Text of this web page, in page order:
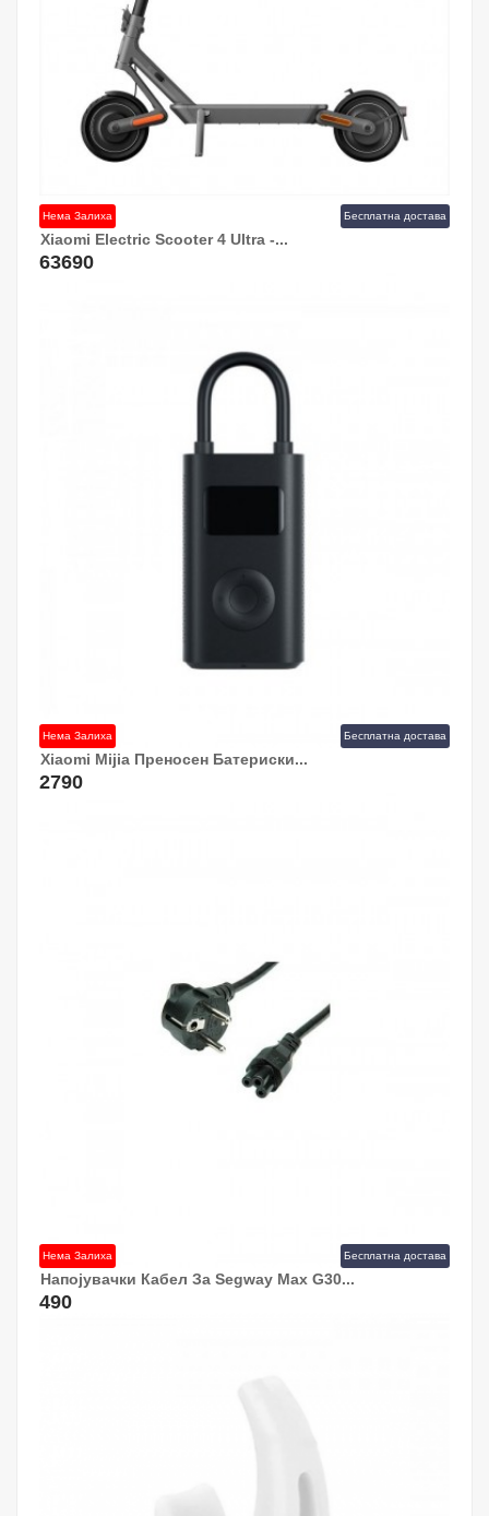
Нема Залиха Бесплатна достава
Xiaomi Electric Scooter 4 Ultra -...
63690
Нема Залиха Бесплатна достава
Xiaomi Mijia Преносен Батериски...
2790
Нема Залиха Бесплатна достава
Напојувачки Кабел За Segway Max G30...
490